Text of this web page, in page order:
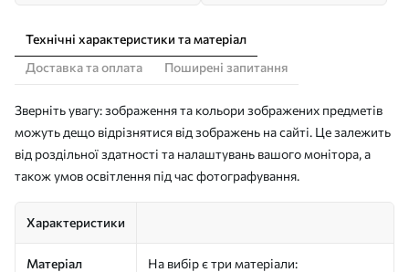
Технічні характеристики та матеріал
Доставка та оплата
Поширені запитання
Зверніть увагу: зображення та кольори зображених предметів
можуть дещо відрізнятися від зображень на сайті. Це залежить
від роздільної здатності та налаштувань вашого монітора, а
також умов освітлення під час фотографування.
Характеристики
Матеріал
На вибір є три матеріали: